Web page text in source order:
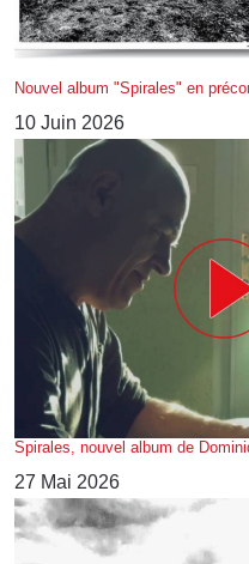
Nouvel album "Spirales" en
10 Juin 2026
Spirales, nouvel album de
27 Mai 2026